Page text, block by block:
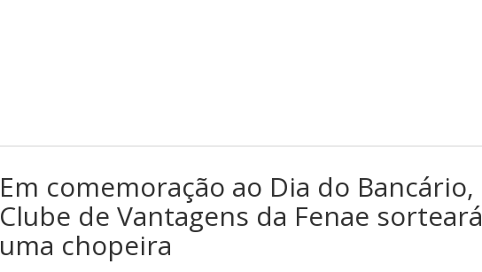
Em comemoração ao Dia do Bancário,
Clube de Vantagens da Fenae sorteará
uma chopeira